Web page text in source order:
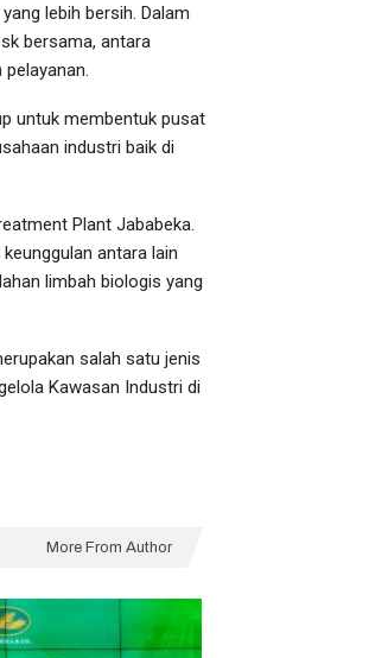
lebih bersih. Dalam
bersama, antara
untuk membentuk pusat
industri baik di
Plant Jababeka.
antara lain
limbah biologis yang
salah satu jenis
Kawasan Industri di
More From Author